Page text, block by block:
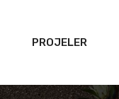
PROJELER